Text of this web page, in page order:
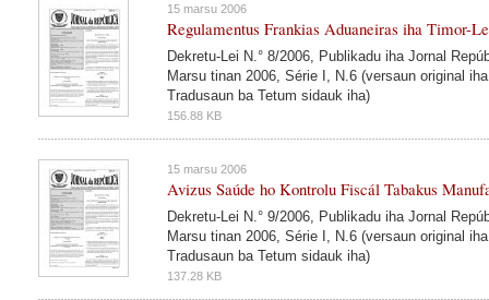
15 marsu 2006
Regulamentus Frankias Aduaneiras iha Timor-
Dekretu-Lei N.° 8/2006, Publikadu iha Jornal
Marsu tinan 2006, Série I, N.6 (versaun original
Tradusaun ba Tetum sidauk iha)
156.88 KB
15 marsu 2006
Avizus Saúde ho Kontrolu Fiscál Tabakus
Dekretu-Lei N.° 9/2006, Publikadu iha Jornal
Marsu tinan 2006, Série I, N.6 (versaun original
Tradusaun ba Tetum sidauk iha)
137.28 KB